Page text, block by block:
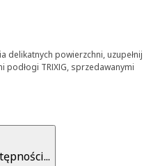
delikatnych powierzchni, uzupełnij
TRIXIG, sprzedawanymi